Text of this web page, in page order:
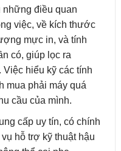
những điều quan
việc, về kích thước
mực in, và tính
có, giúp lọc ra
hiểu kỹ các tính
mua phải máy quá
cầu của mình.
cấp uy tín, có chính
hỗ trợ kỹ thuật hậu